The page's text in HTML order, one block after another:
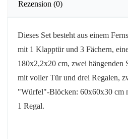
Rezension (0)
Dieses Set besteht aus einem
mit 1 Klapptür und 3 Fächern,
180x2,2x20 cm, zwei hängenden
mit voller Türund drei Regalen,
"Würfel"-Blöcken: 60x60x30 cm
1 Regal.